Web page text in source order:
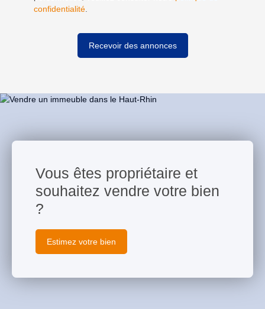
confidentialité.
Recevoir des annonces
Vous êtes propriétaire et
souhaitez vendre votre bien
?
Estimez votre bien